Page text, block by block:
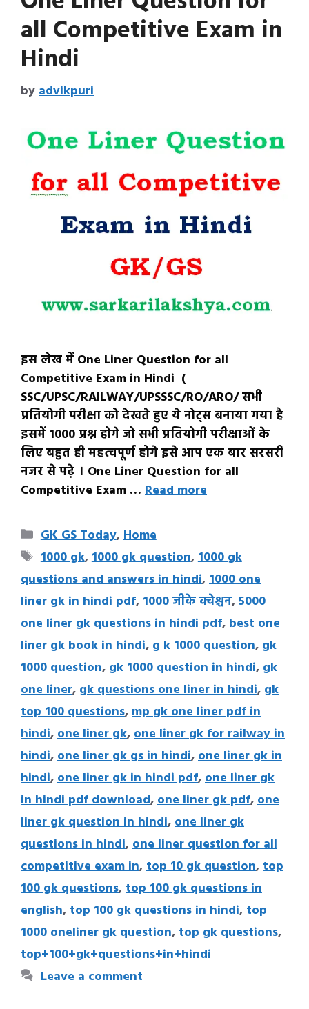
all Competitive Exam in
Hindi
byadvikpuri
इस लेख में One Liner Question for all
Competitive Exam in Hindi (
SSC/UPSC/RAILWAY/UPSSSC/RO/ARO/ सभी
प्रतियोगी परीक्षा को देखते हुए ये नोट्स बनाया गया है
इसमें 1000 प्रश्न होगे जो सभी प्रतियोगी परीक्षाओं के
लिए बहुत ही महत्वपूर्ण होगे इसे आप एक बार सरसरी
नजर से पढ़े । One Liner Question for all
Competitive Exam … Read more
Categories
GK GS Today,Home
Tags
1000 gk,1000 gk question,1000 gk
questions and answers in hindi,1000 one
liner gk in hindi pdf,1000 जीके क्वेश्चन,5000
one liner gk questions in hindi pdf,best one
liner gk book in hindi, g k 1000 question, gk
1000 question, gk 1000 question in hindi, gk
one liner, gk questions one liner in hindi, gk
top 100 questions,mp gk one liner pdf in
hindi,one liner gk,one liner gk for railway in
hindi,one liner gk gs in hindi,one liner gk in
hindi,one liner gk in hindi pdf,one liner gk
in hindi pdf download,one liner gk pdf,one
liner gk question in hindi,one liner gk
questions in hindi,one liner question for all
competitive exam in,top 10 gk question,top
100 gk questions,top 100 gk questions in
english,top 100 gk questions in hindi,top
1000 oneliner gk question,top gk questions,
top+100+gk+questions+in+hindi
Leave a comment